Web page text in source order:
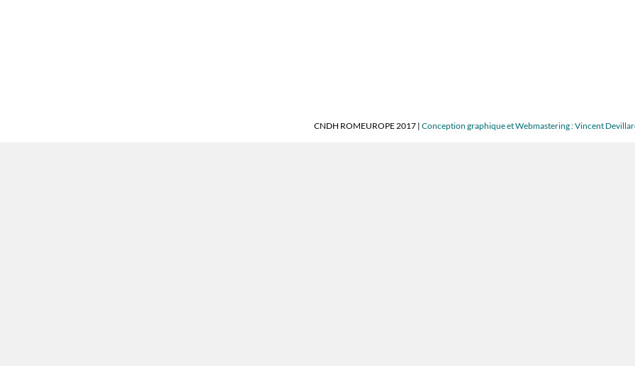
CNDH ROMEUROPE 2017 | Conception graphique et Webmastering : Vincent